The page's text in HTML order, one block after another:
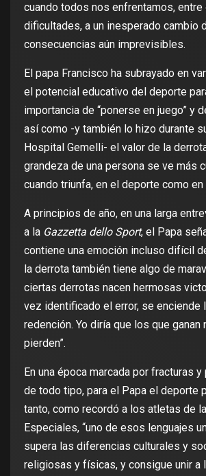
cuando todos nos enfrentamos, entre
dificultades, a un inesperado cambio
consecuencias aún imprevisibles.
El papa Francisco ha subrayado en
el potencial educativo del deporte
importancia de “ponerse en juego” y
así como -y también lo hizo durante
Hospital Gemelli- el valor de la
grandeza de una persona se ve más
cuando triunfa, en el deporte como en
A principios de año, en una larga
a la Gazzetta dello Sport, el Papa
contiene una emoción incluso difícil
la derrota también tiene algo de
ciertas derrotas nacen hermosas
vez identificado el error, se enciende
redención. Yo diría que los que ganan
pierden”.
En una época marcada por fracturas
de todo tipo, para el Papa el deporte
tanto, como recordó a los atletas de
Especiales, “uno de esos lenguajes
supera las diferencias culturales y
religiosas y físicas, y consigue unir a